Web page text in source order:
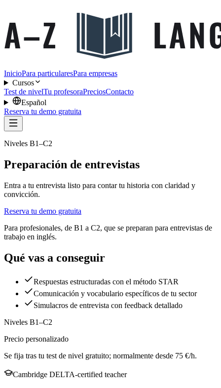
InicioPara particularesPara empresas
Cursos
Test de nivelTu profesoraPreciosContacto
Español
Reserva tu demo gratuita
Niveles B1–C2
Preparación de entrevistas
Entra a tu entrevista listo para contar tu historia con claridad y
convicción.
Reserva tu demo gratuita
Para profesionales, de B1 a C2, que se preparan para entrevistas de
trabajo en inglés.
Qué vas a conseguir
Respuestas estructuradas con el método STAR
Comunicación y vocabulario específicos de tu sector
Simulacros de entrevista con feedback detallado
Niveles B1–C2
Precio personalizado
Se fija tras tu test de nivel gratuito; normalmente desde 75 €/h.
Cambridge DELTA-certified teacher